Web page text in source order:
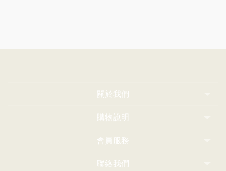
關於我們
購物說明
會員服務
聯絡我們